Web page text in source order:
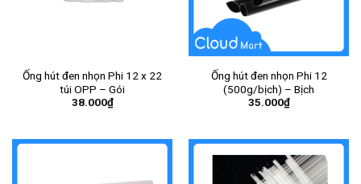
Ống hút đen nhọn Phi 12 x 22
túi OPP – Gói
38.000₫
Ống hút đen nhọn Phi 12
(500g/bịch) – Bịch
35.000₫